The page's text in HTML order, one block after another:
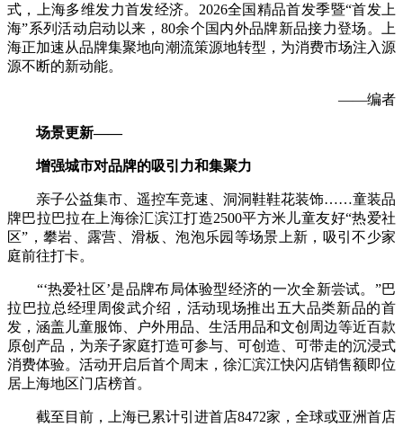
式，上海多维发力首发经济。2026全国精品首发季暨“首发上
海”系列活动启动以来，80余个国内外品牌新品接力登场。上
海正加速从品牌集聚地向潮流策源地转型，为消费市场注入源
源不断的新动能。
——编者
场景更新——
增强城市对品牌的吸引力和集聚力
亲子公益集市、遥控车竞速、洞洞鞋鞋花装饰……童装品
牌巴拉巴拉在上海徐汇滨江打造2500平方米儿童友好“热爱社
区”，攀岩、露营、滑板、泡泡乐园等场景上新，吸引不少家
庭前往打卡。
“‘热爱社区’是品牌布局体验型经济的一次全新尝试。”巴
拉巴拉总经理周俊武介绍，活动现场推出五大品类新品的首
发，涵盖儿童服饰、户外用品、生活用品和文创周边等近百款
原创产品，为亲子家庭打造可参与、可创造、可带走的沉浸式
消费体验。活动开启后首个周末，徐汇滨江快闪店销售额即位
居上海地区门店榜首。
截至目前，上海已累计引进首店8472家，全球或亚洲首店